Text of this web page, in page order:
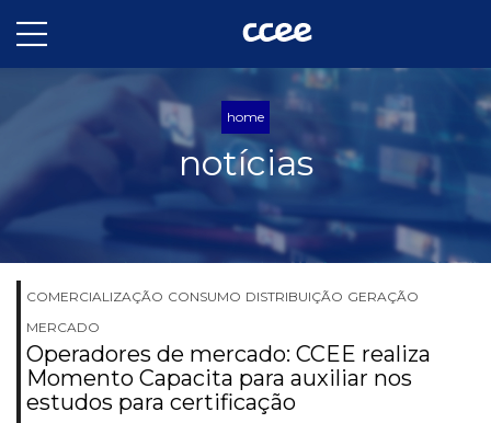
home
notícias
COMERCIALIZAÇÃO CONSUMO DISTRIBUIÇÃO GERAÇÃO
MERCADO
Operadores de mercado: CCEE realiza
Momento Capacita para auxiliar nos
estudos para certificação